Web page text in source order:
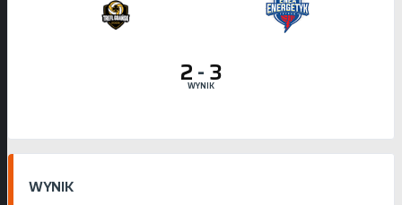
2-3
WYNIK
WYNIK